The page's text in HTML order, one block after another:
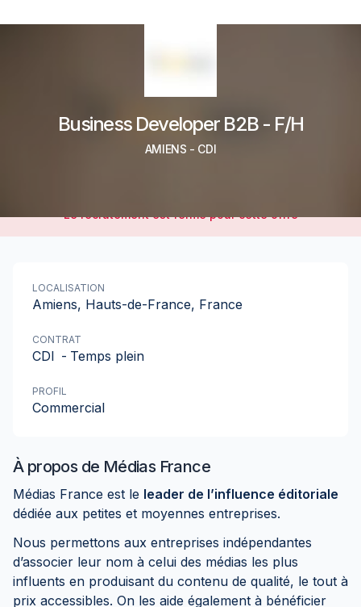
Business Developer B2B - F/H
AMIENS - CDI
Le recrutement est fermé pour cette offre
À propos de Médias France
Médias France est le leader de l’influence éditoriale
dédiée aux petites et moyennes entreprises.
Nous permettons aux entreprises indépendantes
d’associer leur nom à celui des médias les plus
influents en produisant du contenu de qualité, le tout à
prix accessibles. On les aide également à bénéficier
LOCALISATION
Amiens, Hauts-de-France, France
CONTRAT
CDI - Temps plein
PROFIL
Commercial